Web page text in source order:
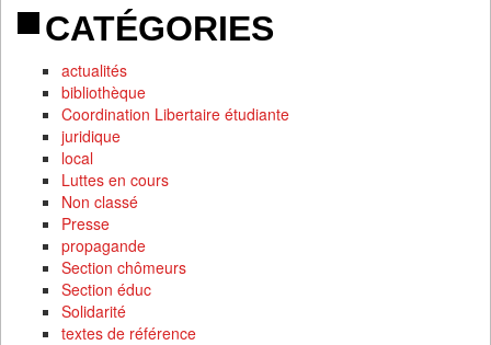
CATÉGORIES
actualités
bibliothèque
Coordination Libertaire étudiante
juridique
local
Luttes en cours
Non classé
Presse
propagande
Section chômeurs
Section éduc
Solidarité
textes de référence